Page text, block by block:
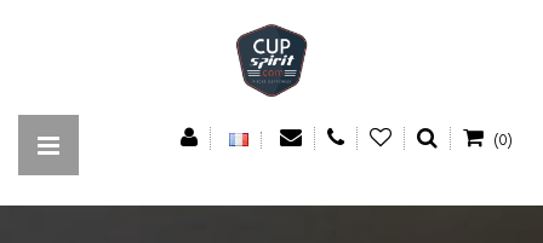
(0)